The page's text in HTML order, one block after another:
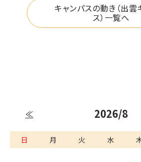
キャンパスの動き（出雲
ス）一覧へ
≪ 2026/8
日 月 火 水